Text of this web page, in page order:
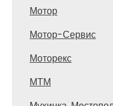
Мотор
Мотор-Сервис
Моторекс
МТМ